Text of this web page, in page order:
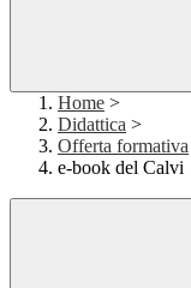
Home >
Didattica >
Offerta formativa
e-book del Calvi